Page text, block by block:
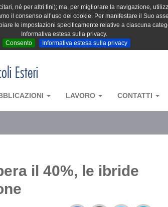
né per altri fini); ma, per migliorare la navigazione,
il consenso all’uso dei cookie. Per manifestare il Suo
le impostazioni specificamente relative a ciascuna
Informativa estesa sulla privacy.
Consento
Informativa estesa sulla privacy
LAVORO CONTATTI
il 40%, le ibride